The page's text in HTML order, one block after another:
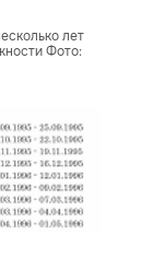
лет
Фото: